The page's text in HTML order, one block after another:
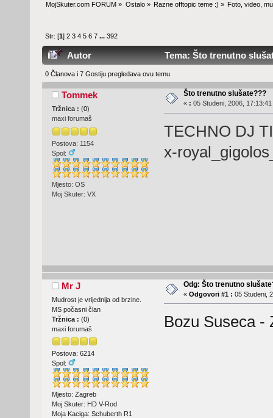
MojSkuter.com FORUM » Ostalo» Razne offtopic teme :) » Foto, video,
Str: [1]2 3 4 5 6 7 ...392
Autor Tema: Što trenutno
0 Članova i 7 Gostiju pregledava ovu temu.
Tommek
Tržnica : (0)
maxi forumaš
Postova: 1154
Spol:
Mjesto: OS
Moj Skuter: VX
Što trenutno slušate???
« : 05 Studeni, 2006, 17:13:41
TECHNO DJ
x-
Mr J
Mudrost je vrijednija od brzine.
MS počasni član
Tržnica : (0)
maxi forumaš
Postova: 6214
Spol:
Mjesto: Zagreb
Moj Skuter: HD V-Rod
Moja Kaciga: Schuberth R1
Odg: Što trenutno
« Odgovori #1 : 05 Studeni,
Bozu Suseca -